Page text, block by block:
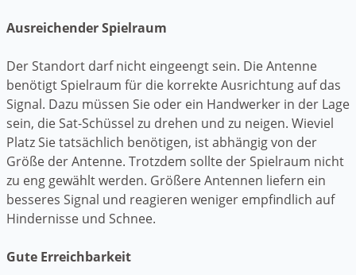
Ausreichender Spielraum
Der Standort darf nicht eingeengt sein. Die Antenne
benötigt Spielraum für die korrekte Ausrichtung auf das
Signal. Dazu müssen Sie oder ein Handwerker in der Lage
sein, die Sat-Schüssel zu drehen und zu neigen. Wieviel
Platz Sie tatsächlich benötigen, ist abhängig von der
Größe der Antenne. Trotzdem sollte der Spielraum nicht
zu eng gewählt werden. Größere Antennen liefern ein
besseres Signal und reagieren weniger empfindlich auf
Hindernisse und Schnee.
Gute Erreichbarkeit